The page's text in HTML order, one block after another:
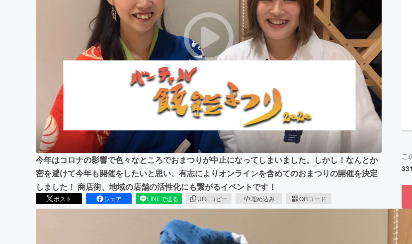
ビジネス・起業 チャレンジ ビューティ
まちづくり・地域活性化
CAMPFIRE Creation
CAMPFIREふるさと納税
コミュニティ
今年はコロナの影響で色々なところでおまつりが中止になってしまいました。しかし！なんとか
密を避けて今年も開催をしたいと思い、有志によりオンラインを含めてのおまつりの開催を決定
しました！ 商店街、地域の店舗の活性化にも繋がるイベントです！
ポスト シェア LINEで送る URLコピー 埋め込み QRコード
こ